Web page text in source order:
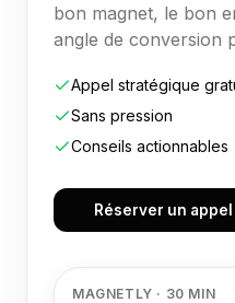
MAGNETLY · 30 MIN
bon magnet, le bon
angle de conversion
Appel stratégique
Sans pression
Conseils actionnables
Réserver un